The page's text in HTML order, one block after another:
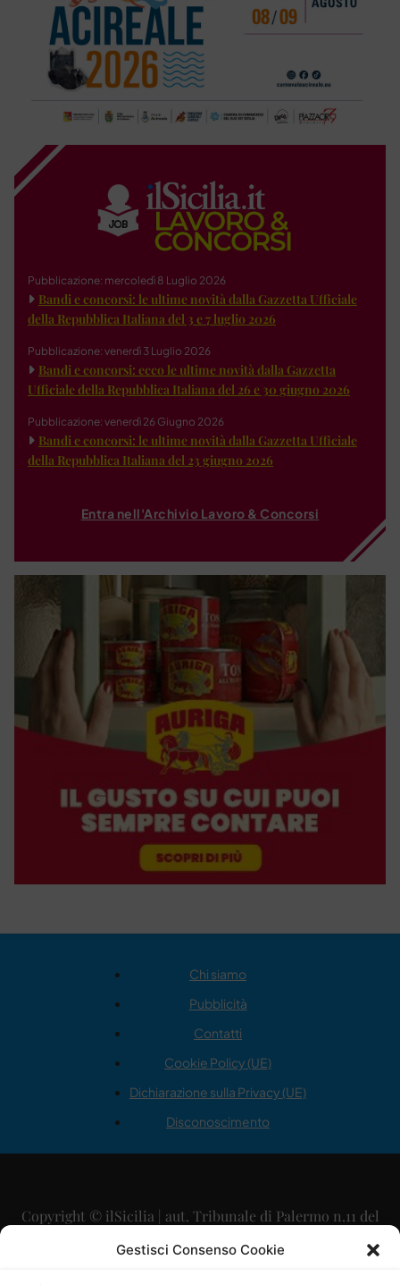
Gestisci Consenso Cookie
Pubblicazione: mercoledì 8 Luglio 2026
Bandi e concorsi: le ultime novità dalla Gazzetta Ufficiale
della Repubblica Italiana del 3 e 7 luglio 2026
Pubblicazione: venerdì 3 Luglio 2026
Bandi e concorsi: ecco le ultime novità dalla Gazzetta
Ufficiale della Repubblica Italiana del 26 e 30 giugno 2026
Pubblicazione: venerdì 26 Giugno 2026
Bandi e concorsi: le ultime novità dalla Gazzetta Ufficiale
della Repubblica Italiana del 23 giugno 2026
Entra nell'Archivio Lavoro & Concorsi
Chi siamo
Pubblicità
Contatti
Cookie Policy (UE)
Dichiarazione sulla Privacy (UE)
Disconoscimento
Copyright © ilSicilia | aut. Tribunale di Palermo n.11 del
29/09/2015